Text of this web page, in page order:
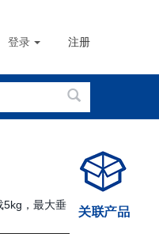
登录 注册
5kg，最大垂